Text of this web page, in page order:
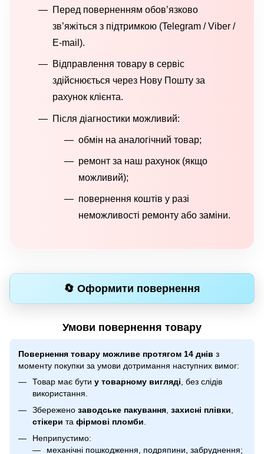
Перед поверненням обов’язково
зв’яжіться з підтримкою (Telegram / Viber /
E-mail).
Відправлення товару в сервіс
здійснюється через Нову Пошту за
рахунок клієнта.
Після діагностики можливий:
обмін на аналогічний товар;
ремонт за наш рахунок (якщо
можливий);
повернення коштів у разі
неможливості ремонту або заміни.
🔄 Оформити повернення
Умови повернення товару
Повернення товару можливе протягом 14 днів з
моменту покупки за умови дотримання наступних вимог:
Товар має бути у товарному вигляді , без слідів
використання.
Збережено заводське пакування захисні плівки
стікери та фірмові пломби
Неприпустимо:
механічні пошкодження, подряпини, забруднення;